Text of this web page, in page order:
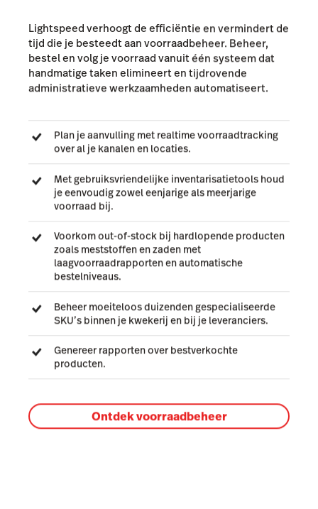
Lightspeed verhoogt de efficiëntie en vermindert de
tijd die je besteedt aan voorraadbeheer. Beheer,
bestel en volg je voorraad vanuit één systeem dat
handmatige taken elimineert en tijdrovende
administratieve werkzaamheden automatiseert.
Plan je aanvulling met realtime voorraadtracking
over al je kanalen en locaties.
Met gebruiksvriendelijke inventarisatietools houd
je eenvoudig zowel eenjarige als meerjarige
voorraad bij.
Voorkom out-of-stock bij hardlopende producten
zoals meststoffen en zaden met
laagvoorraadrapporten en automatische
bestelniveaus.
Beheer moeiteloos duizenden gespecialiseerde
SKU’s binnen je kwekerij en bij je leveranciers.
Genereer rapporten over bestverkochte
producten.
Ontdek voorraadbeheer